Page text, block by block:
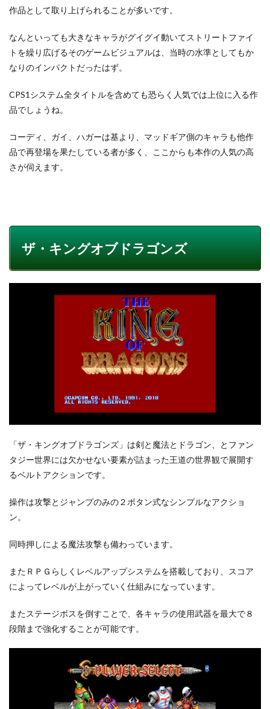
作品として取り上げられることが多いです。
なんといっても大きなキャラがグイグイ動いてストリートファイ
トを繰り広げるそのゲームビジュアルは、当時の水準としてもか
なりのインパクトだったはず。
CPS1システム全タイトルを含めても恐らく人気では上位に入る作
品でしょうね。
コーディ、ガイ、ハガーは基より、マッドギア側のキャラも他作
品で再登場を果たしている者が多く、ここからも本作の人気の高
さが伺えます。
ザ・キングオブドラゴンズ
「ザ・キングオブドラゴンズ」は剣と魔法とドラゴン、とファン
タジー世界には欠かせない要素が詰まった王道の世界観で展開す
るベルトアクションです。
操作は攻撃とジャンプのみの２ボタン式なシンプルなアクショ
ン。
同時押しによる魔法攻撃も備わっています。
またＲＰＧらしくレベルアップシステムを搭載しており、スコア
によってレベルが上がっていく仕組みになっています。
またステージボスを倒すことで、各キャラの使用武器を最大で８
段階まで強化することが可能です。